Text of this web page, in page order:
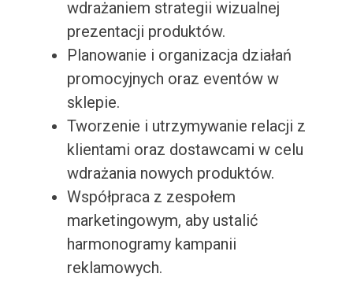
wdrażaniem strategii wizualnej
prezentacji produktów.
Planowanie i organizacja działań
promocyjnych oraz eventów w
sklepie.
Tworzenie i utrzymywanie relacji z
klientami oraz dostawcami w celu
wdrażania nowych produktów.
Współpraca z zespołem
marketingowym, aby ustalić
harmonogramy kampanii
reklamowych.